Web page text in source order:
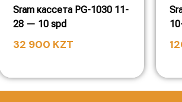
Sram кассета PG-1030 11-
28 — 10 spd
32 900 KZT